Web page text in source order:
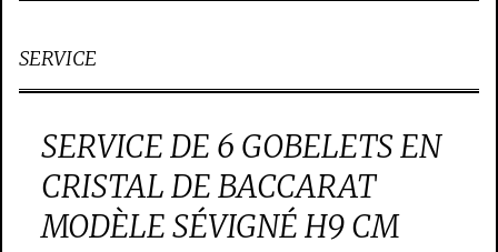
SERVICE
SERVICE DE 6 GOBELETS EN
CRISTAL DE BACCARAT
MODÈLE SÉVIGNÉ H9 CM